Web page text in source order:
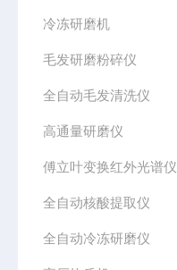
冷冻研磨机
毛发研磨粉碎仪
全自动毛发清洗仪
高通量研磨仪
傅立叶变换红外光谱仪
全自动核酸提取仪
全自动冷冻研磨仪